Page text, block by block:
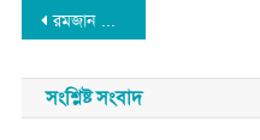
Post
navigation
রমজান মাসের গুরুত্ব ও তাৎপর্য : এ এইচ এম ফিরোজ আলী
সংশ্লিষ্ট সংবাদ